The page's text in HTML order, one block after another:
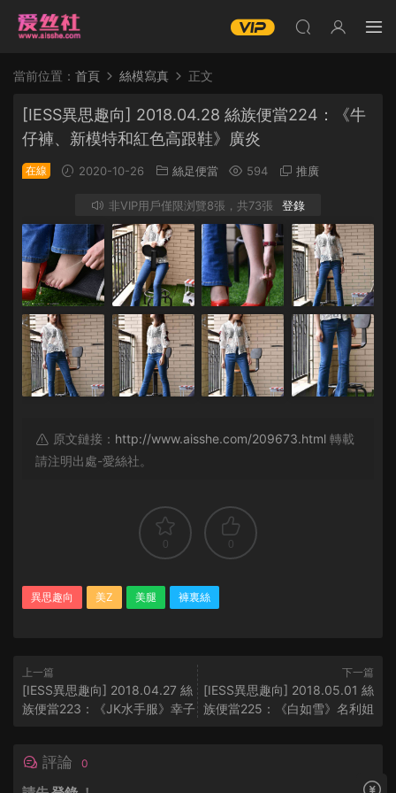
當前位置： 首頁 絲模寫真 正文
[IESS異思趣向] 2018.04.28 絲族便當224：《牛
仔褲、新模特和紅色高跟鞋》廣炎
在線 2020-10-26 絲足便當 594 推廣
非VIP用戶僅限浏覽8張，共73張 登錄
原文鏈接： http://www.aisshe.com/209673.html 轉載
請注明出處-愛絲社。
0 0
異思趣向 美Z 美腿 褲裏絲
上一篇
[IESS異思趣向] 2018.04.27 絲
族便當223：《JK水手服》幸子
下一篇
[IESS異思趣向] 2018.05.01 絲
族便當225：《白如雪》名利姐
評論 0